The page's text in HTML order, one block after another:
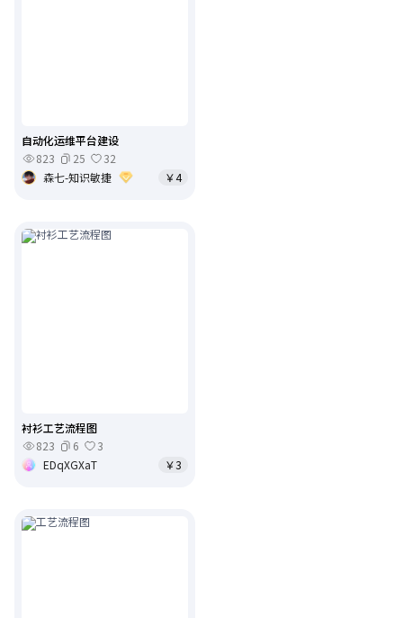
自动化运维平台建设
823
25
32
森七-知识敏捷
￥4
衬衫工艺流程图
823
6
3
EDqXGXaT
￥3